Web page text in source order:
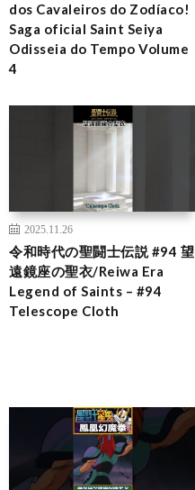
dos Cavaleiros do Zodíaco!
Saga oficial Saint Seiya
Odisseia do Tempo Volume
4
2025.11.26
令和時代の聖闘士伝説 #94 望
遠鏡座の聖衣/Reiwa Era
Legend of Saints – #94
Telescope Cloth